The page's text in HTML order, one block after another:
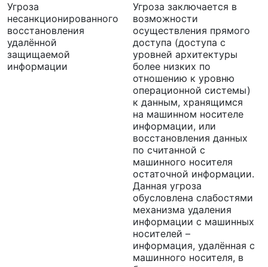
Угроза
несанкционированного
восстановления
удалённой
защищаемой
информации
Угроза заключается в
возможности
осуществления прямого
доступа (доступа с
уровней архитектуры
более низких по
отношению к уровню
операционной системы)
к данным, хранящимся
на машинном носителе
информации, или
восстановления данных
по считанной с
машинного носителя
остаточной информации.
Данная угроза
обусловлена слабостями
механизма удаления
информации с машинных
носителей –
информация, удалённая с
машинного носителя, в